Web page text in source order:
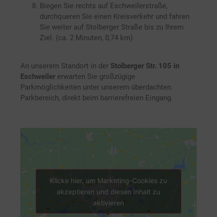
Biegen Sie rechts auf Eschweilerstraße,
durchqueren Sie einen Kreisverkehr und fahren
Sie weiter auf Stolberger Straße bis zu Ihrem
Ziel. (ca. 2 Minuten, 0,74 km)
An unserem Standort in der Stolberger Str. 105 in
Eschweiler erwarten Sie großzügige
Parkmöglichkeiten unter unserem überdachten
Parkbereich, direkt beim barrierefreien Eingang.
Klicke hier, um Marketing-Cookies zu
akzeptieren und diesen Inhalt zu
aktivieren